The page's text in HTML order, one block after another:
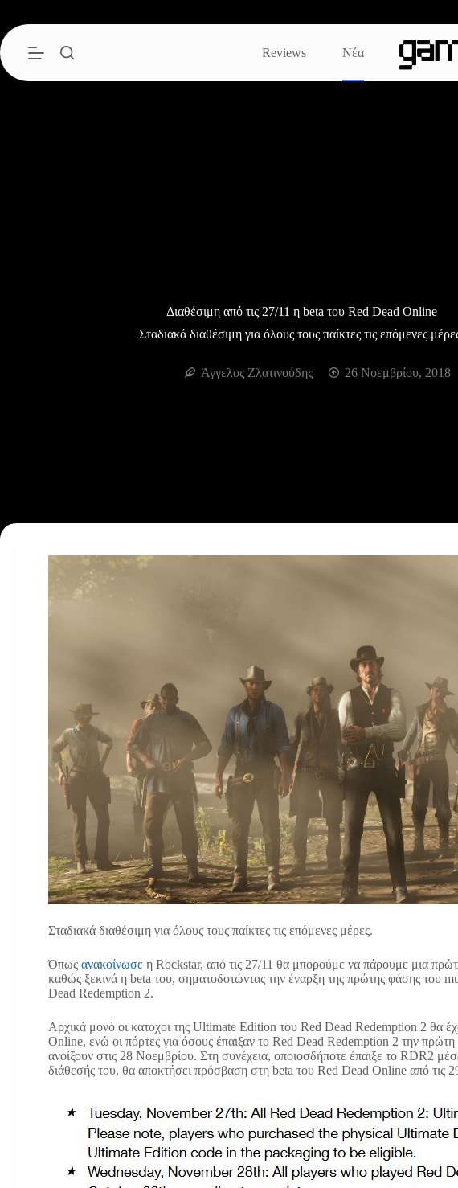
περιεχόμενο
Reviews
Νέα
Διαθέσιμη από τις 27/11 η beta του Red Dead Online
Σταδιακά διαθέσιμη για όλους τους παίκτες τις επόμενες
Άγγελος Ζλατινούδης 26 Νοεμβρίου, 2018
Σταδιακά διαθέσιμη για όλους τους παίκτες τις επόμενες μέρες.
Όπως ανακοίνωσε η Rockstar, από τις 27/11 θα μπορούμε να πάρουμε μια
καθώς ξεκινά η beta του, σηματοδοτώντας την έναρξη της πρώτης φάσης του
Dead Redemption 2.
Αρχικά μονό οι κατοχοι της Ultimate Edition του Red Dead Redemption 2 θα
Online, ενώ οι πόρτες για όσους έπαιξαν το Red Dead Redemption 2 την
ανοίξουν στις 28 Νοεμβρίου. Στη συνέχεια, οποιοσδήποτε έπαιξε το RDR2
διάθεσής του, θα αποκτήσει πρόσβαση στη beta του Red Dead Online από τις